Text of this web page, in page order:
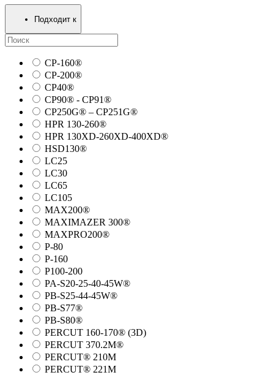
Подходит к
CP-160®
CP-200®
CP40®
CP90® - СP91®
CP250G® – CP251G®
HPR 130-260®
HPR 130XD-260XD-400XD®
HSD130®
LC25
LC30
LC65
LC105
MAX200®
MAXIMAZER 300®
MAXPRO200®
P-80
P-160
P100-200
PA-S20-25-40-45W®
PB-S25-44-45W®
PB-S77®
PB-S80®
PERCUT 160-170® (3D)
PERCUT 370.2M®
PERCUT® 210M
PERCUT® 221M